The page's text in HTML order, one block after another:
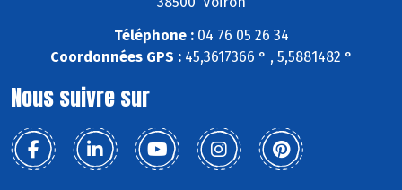
Téléphone :04 76 05 26 34
Coordonnées GPS :45,3617366 ° , 5,5881482 °
Nous suivre sur